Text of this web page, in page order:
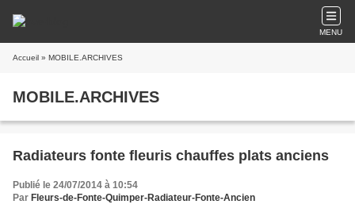
MENU
Accueil » MOBILE.ARCHIVES
MOBILE.ARCHIVES
Radiateurs fonte fleuris chauffes plats anciens
Publié le 24/07/2014 à 10:54
Par Fleurs-de-Fonte-Quimper-Radiateur-Fonte-Ancien